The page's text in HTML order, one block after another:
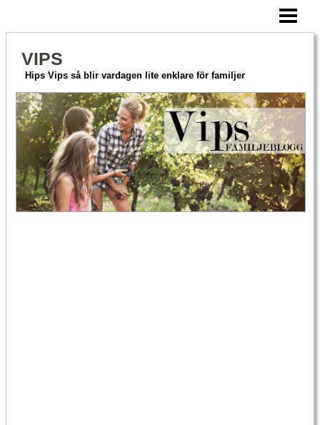
HITTA PÅ TILLSAMMANS
OM VIPS
BLOGG
VIPS
Hips Vips så blir vardagen lite enklare för familjer